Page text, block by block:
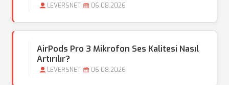
LEVERSNET 06.08.2026
AirPods Pro 3 Mikrofon Ses Kalitesi Nasıl
Artırılır?
LEVERSNET 06.08.2026